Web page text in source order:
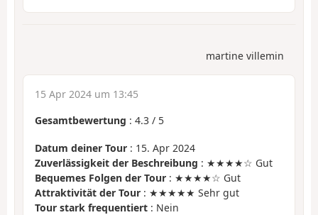
martine villemin
15 Apr 2024 um 13:45
Gesamtbewertung : 4.3 / 5
Datum deiner Tour : 15. Apr 2024
Zuverlässigkeit der Beschreibung : ★★★★☆ Gut
Bequemes Folgen der Tour : ★★★★☆ Gut
Attraktivität der Tour : ★★★★★ Sehr gut
Tour stark frequentiert : Nein